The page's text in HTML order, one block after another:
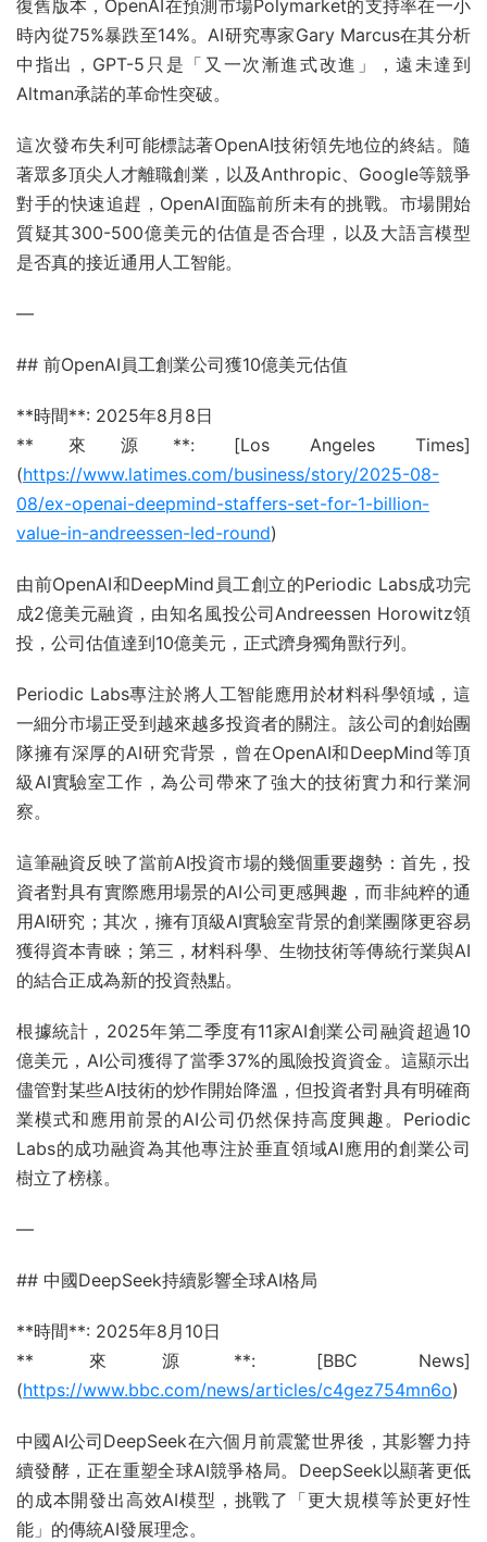
復舊版本，OpenAI在預測市場Polymarket的支持率在一小
時內從75%暴跌至14%。AI研究專家Gary Marcus在其分析
中指出，GPT-5只是「又一次漸進式改進」，遠未達到
Altman承諾的革命性突破。
這次發布失利可能標誌著OpenAI技術領先地位的終結。隨
著眾多頂尖人才離職創業，以及Anthropic、Google等競爭
對手的快速追趕，OpenAI面臨前所未有的挑戰。市場開始
質疑其300-500億美元的估值是否合理，以及大語言模型
是否真的接近通用人工智能。
—
## 前OpenAI員工創業公司獲10億美元估值
**時間**: 2025年8月8日
**來源**: [Los Angeles Times]
(https://www.latimes.com/business/story/2025-08-
08/ex-openai-deepmind-staffers-set-for-1-billion-
value-in-andreessen-led-round)
由前OpenAI和DeepMind員工創立的Periodic Labs成功完
成2億美元融資，由知名風投公司Andreessen Horowitz領
投，公司估值達到10億美元，正式躋身獨角獸行列。
Periodic Labs專注於將人工智能應用於材料科學領域，這
一細分市場正受到越來越多投資者的關注。該公司的創始團
隊擁有深厚的AI研究背景，曾在OpenAI和DeepMind等頂
級AI實驗室工作，為公司帶來了強大的技術實力和行業洞
察。
這筆融資反映了當前AI投資市場的幾個重要趨勢：首先，投
資者對具有實際應用場景的AI公司更感興趣，而非純粹的通
用AI研究；其次，擁有頂級AI實驗室背景的創業團隊更容易
獲得資本青睞；第三，材料科學、生物技術等傳統行業與AI
的結合正成為新的投資熱點。
根據統計，2025年第二季度有11家AI創業公司融資超過10
億美元，AI公司獲得了當季37%的風險投資資金。這顯示出
儘管對某些AI技術的炒作開始降溫，但投資者對具有明確商
業模式和應用前景的AI公司仍然保持高度興趣。Periodic
Labs的成功融資為其他專注於垂直領域AI應用的創業公司
樹立了榜樣。
—
## 中國DeepSeek持續影響全球AI格局
**時間**: 2025年8月10日
**來源**: [BBC News]
(https://www.bbc.com/news/articles/c4gez754mn6o)
中國AI公司DeepSeek在六個月前震驚世界後，其影響力持
續發酵，正在重塑全球AI競爭格局。DeepSeek以顯著更低
的成本開發出高效AI模型，挑戰了「更大規模等於更好性
能」的傳統AI發展理念。